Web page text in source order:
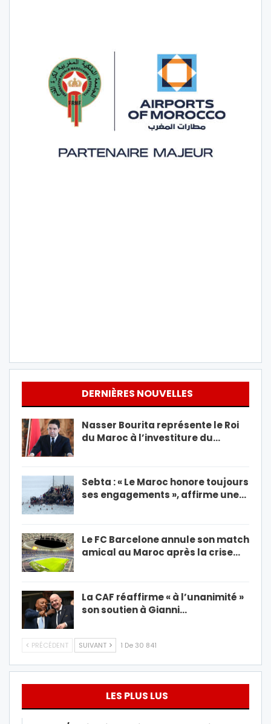
DERNIÈRES NOUVELLES
Nasser Bourita représente le Roi
du Maroc à l’investiture du…
Sebta : « Le Maroc honore toujours
ses engagements », affirme une…
Le FC Barcelone annule son match
amical au Maroc après la crise…
La CAF réaffirme « à l’unanimité »
son soutien à Gianni…
PRÉCÉDENT SUIVANT 1 De 30 841
LES PLUS LUS